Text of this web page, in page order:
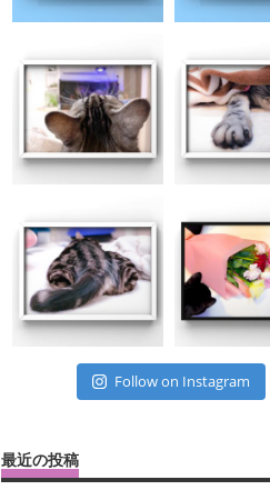
Follow on Instagram
最近の投稿